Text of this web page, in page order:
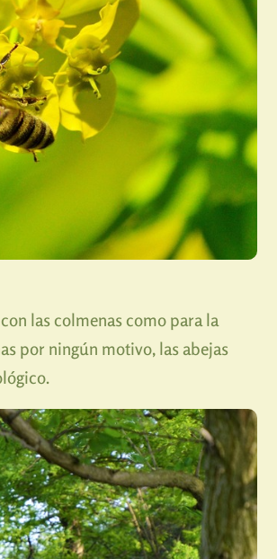
las colmenas como para la
por ningún motivo, las abejas